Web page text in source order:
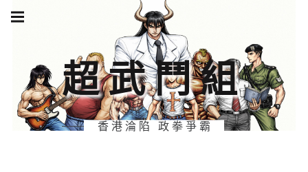
Skip
超武鬥組
香港淪陷 政拳爭霸
navigation